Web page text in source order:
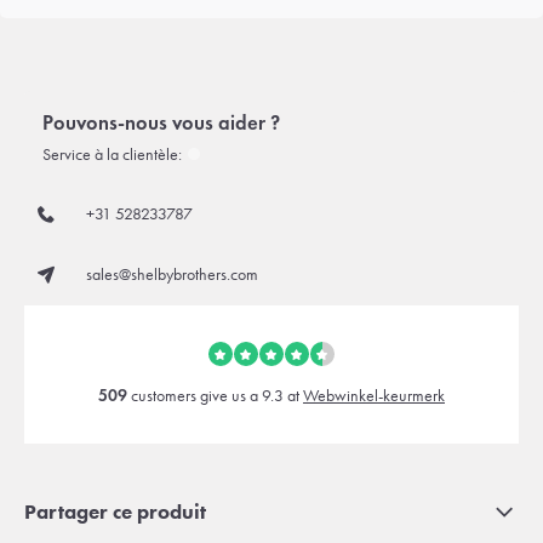
Pouvons-nous vous aider ?
Service à la clientèle:
+31 528233787
sales@shelbybrothers.com
509customers give us a 9.3 atWebwinkel-keurmerk
Partager ce produit